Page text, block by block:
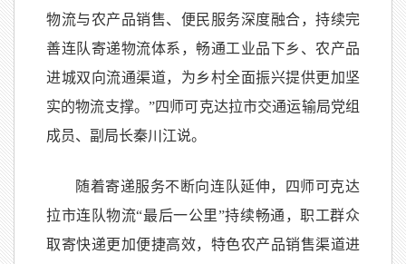
物流与农产品销售、便民服务深度融合，持续完
善连队寄递物流体系，畅通工业品下乡、农产品
进城双向流通渠道，为乡村全面振兴提供更加坚
实的物流支撑。”四师可克达拉市交通运输局党组
成员、副局长秦川江说。
随着寄递服务不断向连队延伸，四师可克达
拉市连队物流“最后一公里”持续畅通，职工群众
取寄快递更加便捷高效，特色农产品销售渠道进